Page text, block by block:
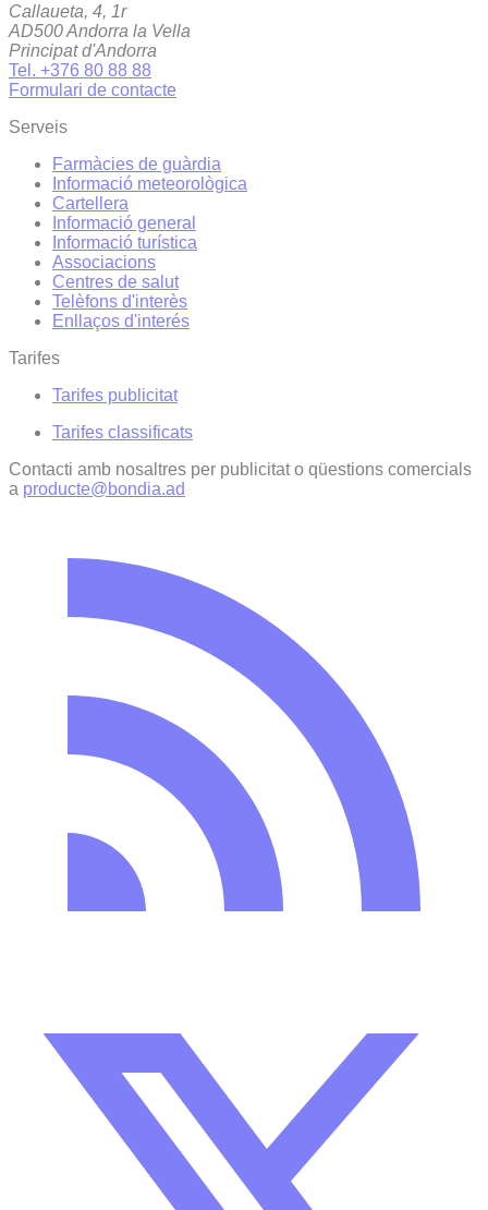
Callaueta, 4, 1r
AD500 Andorra la Vella
Principat d'Andorra
Tel. +376 80 88 88
Formulari de contacte
Serveis
Farmàcies de guàrdia
Informació meteorològica
Cartellera
Informació general
Informació turística
Associacions
Centres de salut
Telèfons d'interès
Enllaços d'interés
Tarifes
Tarifes publicitat
Tarifes classificats
Contacti amb nosaltres per publicitat o qüestions comercials
a producte@bondia.ad